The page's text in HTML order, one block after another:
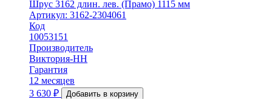
Шрус 3162 длин. лев. (Прамо) 1115 мм
Артикул: 3162-2304061
Код
10053151
Производитель
Виктория-НН
Гарантия
12 месяцев
3 630 ₽
Добавить в корзину